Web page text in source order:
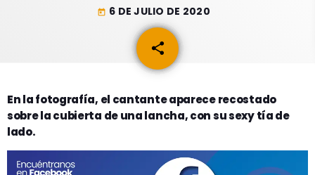
ESLATINO NEWS
ACTUALIDAD
GEEKERS
LOS + TOP
PROGRAMACIÓN
INICIO
today 6 DE JULIO DE 2020
share
email
En la fotografía, el cantante aparece recostado
sobre la cubierta de una lancha, con su sexy tía de
lado.